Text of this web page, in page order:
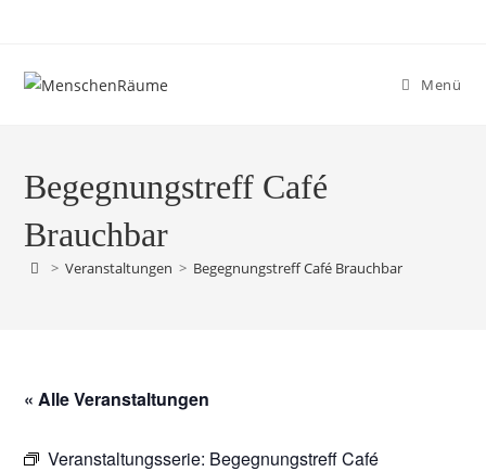
Menü
Begegnungstreff Café
Brauchbar
> Veranstaltungen > Begegnungstreff Café Brauchbar
« Alle Veranstaltungen
Veranstaltungsserie: Begegnungstreff Café